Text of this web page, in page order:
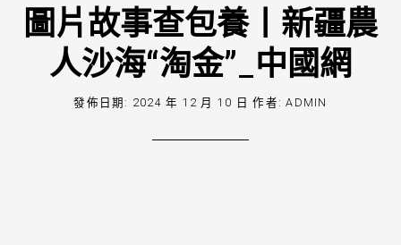
圖片故事查包養丨新疆農
人沙海“淘金”_中國網
發佈日期: 2024 年 12 月 10 日 作者:ADMIN